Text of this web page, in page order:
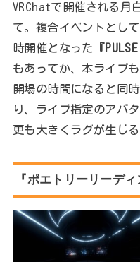
VRChatで開催される月
て。複合イベントとし
時開催となった
『
もあってか、本ライブ
開場の時間になると同
り、ライブ指定のアバ
更も大きくラグが生じる
『ポエトリーリーディ